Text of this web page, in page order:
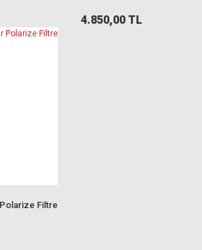
4.850,00 TL
Filtre